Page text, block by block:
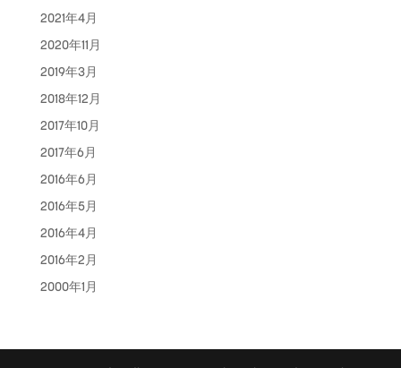
2021年4月
2020年11月
2019年3月
2018年12月
2017年10月
2017年6月
2016年6月
2016年5月
2016年4月
2016年2月
2000年1月